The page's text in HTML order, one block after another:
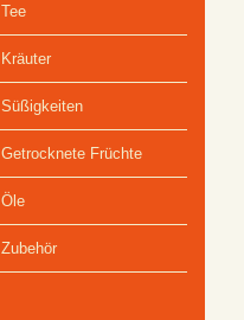
Tee
Kräuter
Süßigkeiten
Getrocknete Früchte
Öle
Zubehör